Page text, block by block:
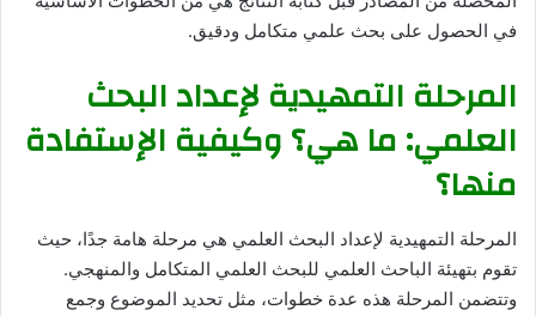
في الحصول على بحث علمي متكامل ودقيق.
المرحلة التمهيدية لإعداد البحث
العلمي: ما هي؟ وكيفية الإستفادة
منها؟
المرحلة التمهيدية لإعداد البحث العلمي هي مرحلة هامة جدًا، حيث
تقوم بتهيئة الباحث العلمي للبحث العلمي المتكامل والمنهجي.
وتتضمن المرحلة هذه عدة خطوات، مثل تحديد الموضوع وجمع